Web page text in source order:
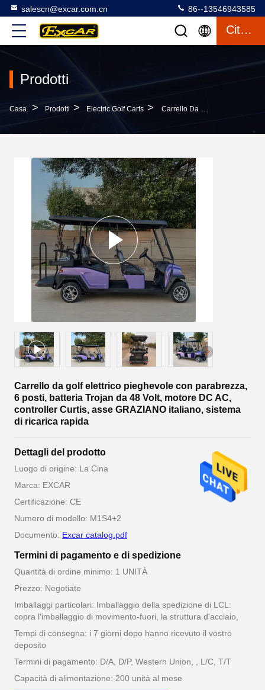
salescn@excar.com.cn 86--13546943585
Citazione
Prodotti
Casa. > Prodotti > Electric Golf Carts > Carrello Da Golf Elettrico Pieghevole Con Parabrezza, 6 Posti, Batteria Trojan Da 48 Volt, Motore DC AC, Controller Curtis, Asse GRAZIANO Italiano, Sistema Di Ricarica Rapida
Carrello da golf elettrico pieghevole con parabrezza,
6 posti, batteria Trojan da 48 Volt, motore DC AC,
controller Curtis, asse GRAZIANO italiano, sistema
di ricarica rapida
Dettagli del prodotto
Luogo di origine: La Cina
Marca: EXCAR
Certificazione: CE
Numero di modello: M1S4+2
Documento: Excar catalog.pdf
Termini di pagamento e di spedizione
Quantità di ordine minimo: 1 UNITÀ
Prezzo: Negotiate
Imballaggi particolari: Imballaggio della spedizione di LCL:
copra l'imballaggio di movimento-fuori, la struttura d'acciaio,
Tempi di consegna: i 7 giorni dopo hanno ricevuto il vostro
deposito
Termini di pagamento: D/A, D/P, Western Union, , L/C, T/T
Capacità di alimentazione: 200 unità al mese